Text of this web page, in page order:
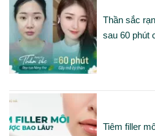
Thần sắc
sau 60 phút
Tiêm filler